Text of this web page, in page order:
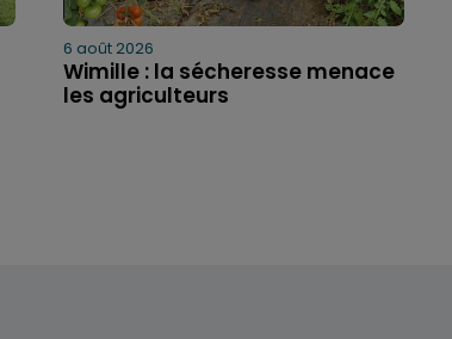
6 août 2026
Wimille : la sécheresse menace
les agriculteurs